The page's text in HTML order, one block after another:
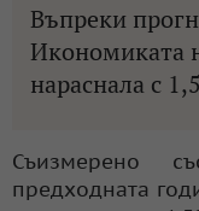
Въпреки
Икономиката
нараснала с
Съизмерено
предходната